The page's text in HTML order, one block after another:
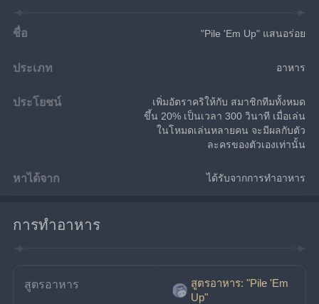
ชื่อ "Pile 'Em Up" แสนอร่อย
ประเภท อาหาร
ประโยชน์
เพิ่มอัตราคริให้กับ สมาชิกทีมทั้งหมด
ขึ้น 20% เป็นเวลา 300 วินาที เมื่อเล่น
ในโหมดเล่นหลายคน จะมีผลกับตัว
ละครของตัวเองเท่านั้น
หาได้จาก ได้รับจากการทำอาหาร
การทำอาหาร
สูตรอาหาร
สูตรอาหาร: "Pile 'Em
Up"